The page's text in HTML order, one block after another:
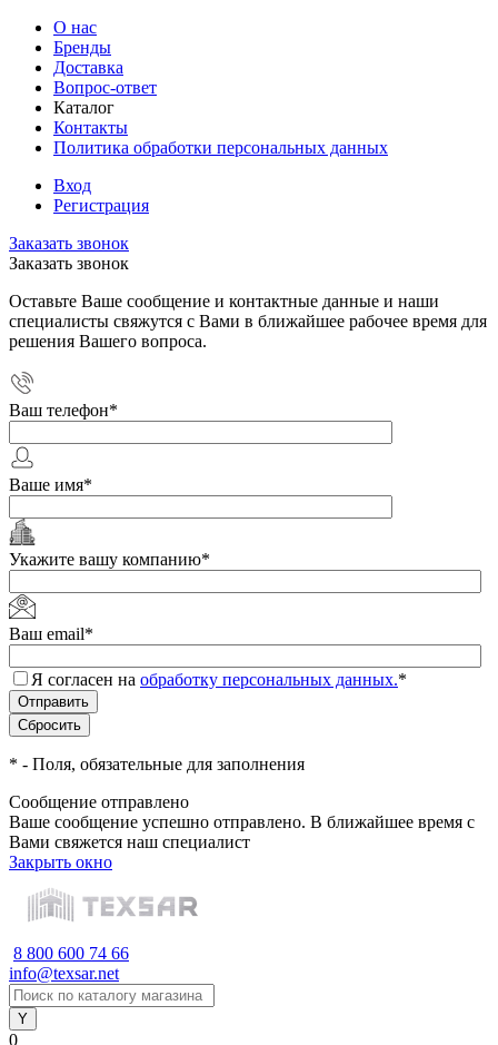
О нас
Бренды
Доставка
Вопрос-ответ
Каталог
Контакты
Политика обработки персональных данных
Вход
Регистрация
Заказать звонок
Заказать звонок
Оставьте Ваше сообщение и контактные данные и наши
специалисты свяжутся с Вами в ближайшее рабочее время для
решения Вашего вопроса.
Ваш телефон*
Ваше имя*
Укажите вашу компанию*
Ваш email*
Я согласен на обработку персональных данных.*
* - Поля, обязательные для заполнения
Сообщение отправлено
Ваше сообщение успешно отправлено. В ближайшее время с
Вами свяжется наш специалист
Закрыть окно
8 800 600 74 66
info@texsar.net
0